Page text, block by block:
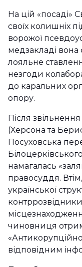
На цій «посаді»
своїх колишніх
ворожої
медзакладі вона
лояльне
незгоди
до каральних
опору.
Після
(Херсона та
Посуховська
намагалась
правосуддя.
української
чиновниця
відповідним